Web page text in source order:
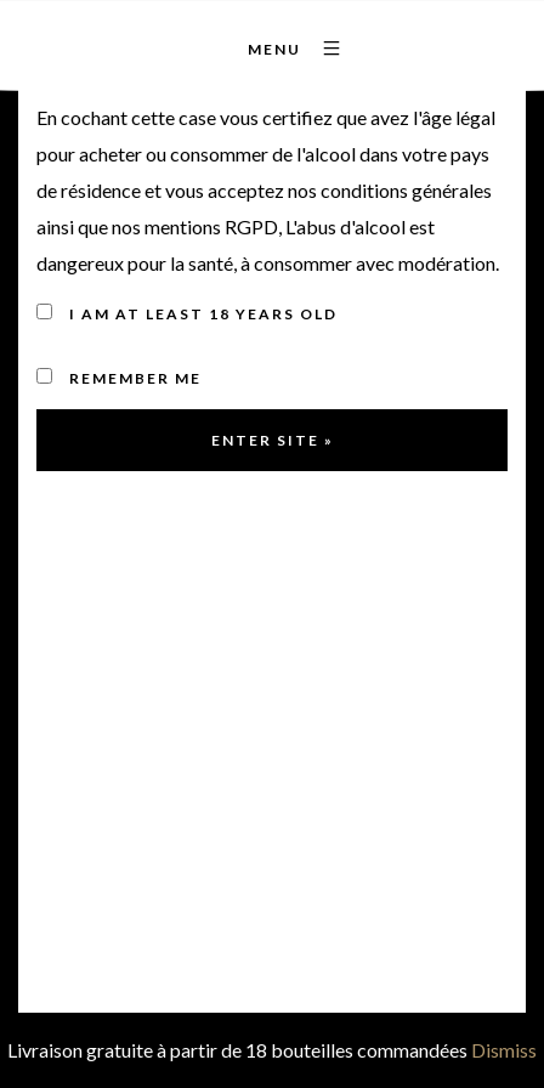
Livraison gratuite à partir de 18 bouteilles commandées Dismiss
MENU
CHATEAU MOULIN DE
CANHAUT
Bienvenue sur notre site
En cochant cette case vous certifiez que avez l'âge légal
pour acheter ou consommer de l'alcool dans votre pays
de résidence et vous acceptez nos conditions générales
ainsi que nos mentions RGPD, L'abus d'alcool est
dangereux pour la santé, à consommer avec modération.
I AM AT LEAST 18 YEARS OLD
REMEMBER ME